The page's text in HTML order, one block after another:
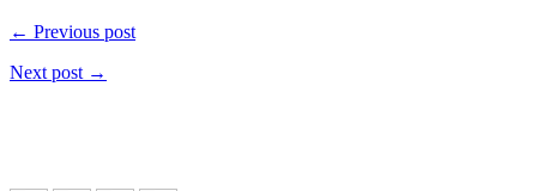
← Previous post
Next post →